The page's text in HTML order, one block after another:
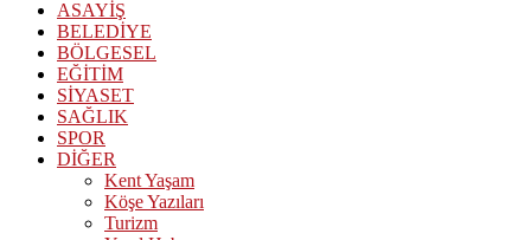
ASAYİŞ
BELEDİYE
BÖLGESEL
EĞİTİM
SİYASET
SAĞLIK
SPOR
DİĞER
Kent Yaşam
Köşe Yazıları
Turizm